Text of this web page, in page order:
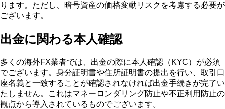
ります。ただし、暗号資産の価格変動リスクを考慮する必要が
ございます。
出金に関わる本人確認
多くの海外FX業者では、出金の際に本人確認（KYC）が必須
でございます。身分証明書や住所証明書の提出を行い、取引口
座名義と一致することが確認されなければ出金手続きが完了い
たしません。これはマネーロンダリング防止や不正利用防止の
観点から導入されているものでございます。